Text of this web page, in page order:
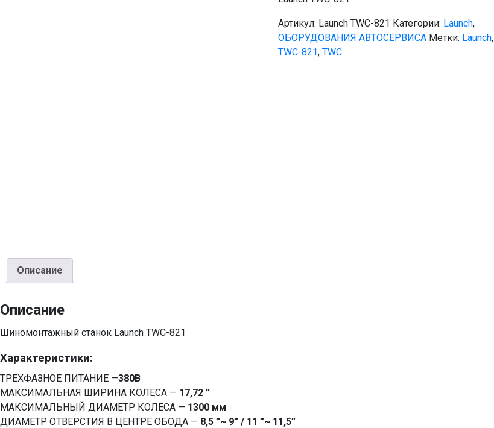
Артикул: Launch TWC-821 Категории: Launch,
ОБОРУДОВАНИЯ АВТОСЕРВИСА Метки: Launch,
TWC-821, TWC
Описание
Описание
Шиномонтажный станок Launch TWC-821
Характеристики:
ТРЕХФАЗНОЕ ПИТАНИЕ —380В
МАКСИМАЛЬНАЯ ШИРИНА КОЛЕСА — 17,72 ”
МАКСИМАЛЬНЫЙ ДИАМЕТР КОЛЕСА — 1300 мм
ДИАМЕТР ОТВЕРСТИЯ В ЦЕНТРЕ ОБОДА — 8,5 ”~ 9” / 11 ”~ 11,5”